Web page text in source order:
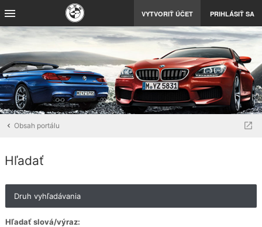
VYTVORIŤ ÚČET PRIHLÁSIŤ SA
Obsah portálu
Hľadať
Druh vyhľadávania
Hľadať slová/výraz: